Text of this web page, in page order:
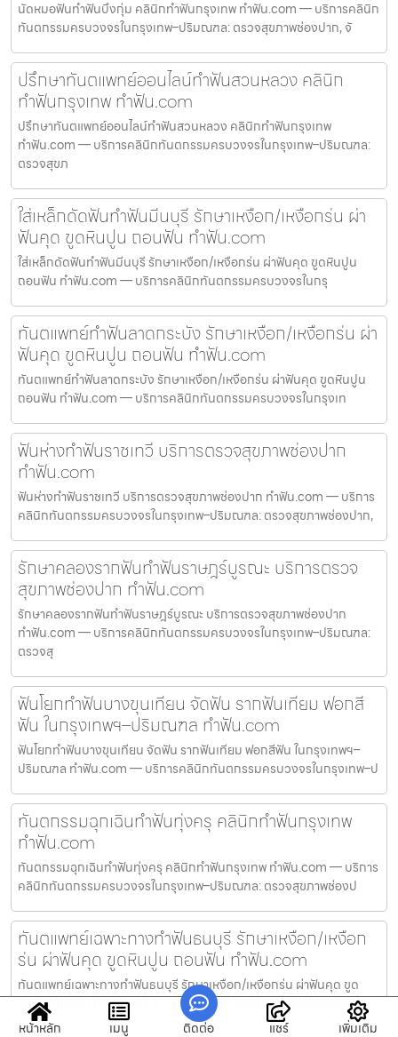
นัดหมอฟันทำฟันบึงกุ่ม คลินิกทำฟันกรุงเทพ ทำฟัน.com — บริการคลินิก
ทันตกรรมครบวงจรในกรุงเทพ–ปริมณฑล: ตรวจสุขภาพช่องปาก, จั
ปรึกษาทันตแพทย์ออนไลน์ทำฟันสวนหลวง คลินิก
ทำฟันกรุงเทพ ทำฟัน.com
ปรึกษาทันตแพทย์ออนไลน์ทำฟันสวนหลวง คลินิกทำฟันกรุงเทพ
ทำฟัน.com — บริการคลินิกทันตกรรมครบวงจรในกรุงเทพ–ปริมณฑล:
ตรวจสุขภ
ใส่เหล็กดัดฟันทำฟันมีนบุรี รักษาเหงือก/เหงือกร่น ผ่า
ฟันคุด ขูดหินปูน ถอนฟัน ทำฟัน.com
ใส่เหล็กดัดฟันทำฟันมีนบุรี รักษาเหงือก/เหงือกร่น ผ่าฟันคุด ขูดหินปูน
ถอนฟัน ทำฟัน.com — บริการคลินิกทันตกรรมครบวงจรในกรุ
ทันตแพทย์ทำฟันลาดกระบัง รักษาเหงือก/เหงือกร่น ผ่า
ฟันคุด ขูดหินปูน ถอนฟัน ทำฟัน.com
ทันตแพทย์ทำฟันลาดกระบัง รักษาเหงือก/เหงือกร่น ผ่าฟันคุด ขูดหินปูน
ถอนฟัน ทำฟัน.com — บริการคลินิกทันตกรรมครบวงจรในกรุงเท
ฟันห่างทำฟันราชเทวี บริการตรวจสุขภาพช่องปาก
ทำฟัน.com
ฟันห่างทำฟันราชเทวี บริการตรวจสุขภาพช่องปาก ทำฟัน.com — บริการ
คลินิกทันตกรรมครบวงจรในกรุงเทพ–ปริมณฑล: ตรวจสุขภาพช่องปาก,
รักษาคลองรากฟันทำฟันราษฎร์บูรณะ บริการตรวจ
สุขภาพช่องปาก ทำฟัน.com
รักษาคลองรากฟันทำฟันราษฎร์บูรณะ บริการตรวจสุขภาพช่องปาก
ทำฟัน.com — บริการคลินิกทันตกรรมครบวงจรในกรุงเทพ–ปริมณฑล:
ตรวจสุ
ฟันโยกทำฟันบางขุนเทียน จัดฟัน รากฟันเทียม ฟอกสี
ฟัน ในกรุงเทพฯ–ปริมณฑล ทำฟัน.com
ฟันโยกทำฟันบางขุนเทียน จัดฟัน รากฟันเทียม ฟอกสีฟัน ในกรุงเทพฯ–
ปริมณฑล ทำฟัน.com — บริการคลินิกทันตกรรมครบวงจรในกรุงเทพ–ป
ทันตกรรมฉุกเฉินทำฟันทุ่งครุ คลินิกทำฟันกรุงเทพ
ทำฟัน.com
ทันตกรรมฉุกเฉินทำฟันทุ่งครุ คลินิกทำฟันกรุงเทพ ทำฟัน.com — บริการ
คลินิกทันตกรรมครบวงจรในกรุงเทพ–ปริมณฑล: ตรวจสุขภาพช่องป
ทันตแพทย์เฉพาะทางทำฟันธนบุรี รักษาเหงือก/เหงือก
ร่น ผ่าฟันคุด ขูดหินปูน ถอนฟัน ทำฟัน.com
ทันตแพทย์เฉพาะทางทำฟันธนบุรี รักษาเหงือก/เหงือกร่น ผ่าฟันคุด ขูด
หินปูน ถอนฟัน ทำฟัน.com — บริการคลินิกทันตกรรมครบวงจรในก
หน้าหลัก
เมนู ติดต่อ แชร์ เพิ่มเติม